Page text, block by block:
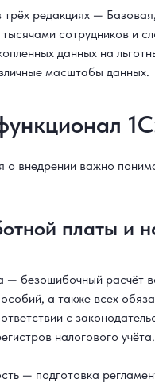
трёх редакциях —
сотрудников и
данных на
масштабы данных.
о внедрении важно
платы и
— безошибочный расчёт
а также всех
с
налогового учёта.
— подготовка